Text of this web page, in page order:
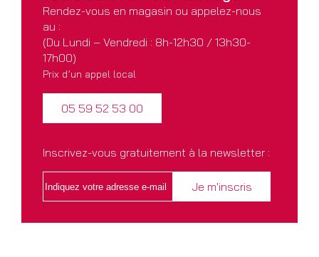
Rendez-vous en magasin ou appelez-nous
au :
(Du Lundi – Vendredi : 8h-12h30 / 13h30-
17h00)
Prix d’un appel local
05 59 52 53 00
Inscrivez-vous gratuitement à la newsletter :